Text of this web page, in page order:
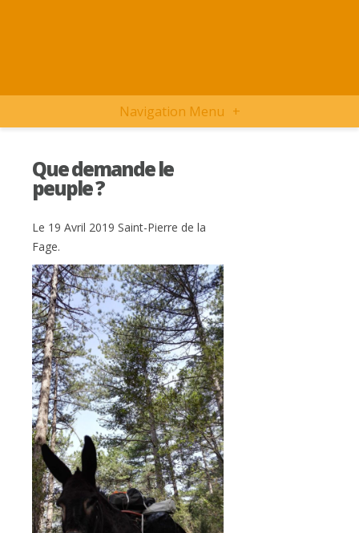
Navigation Menu +
Que demande le
peuple ?
Le 19 Avril 2019 Saint-Pierre de la
Fage.